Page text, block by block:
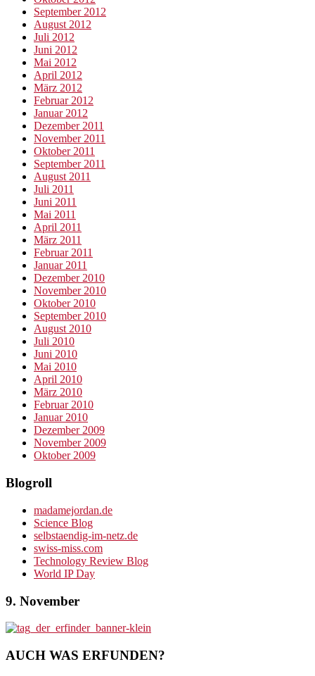
September 2012
August 2012
Juli 2012
Juni 2012
Mai 2012
April 2012
März 2012
Februar 2012
Januar 2012
Dezember 2011
November 2011
Oktober 2011
September 2011
August 2011
Juli 2011
Juni 2011
Mai 2011
April 2011
März 2011
Februar 2011
Januar 2011
Dezember 2010
November 2010
Oktober 2010
September 2010
August 2010
Juli 2010
Juni 2010
Mai 2010
April 2010
März 2010
Februar 2010
Januar 2010
Dezember 2009
November 2009
Oktober 2009
Blogroll
madamejordan.de
Science Blog
selbstaendig-im-netz.de
swiss-miss.com
Technology Review Blog
World IP Day
9. November
AUCH WAS ERFUNDEN?